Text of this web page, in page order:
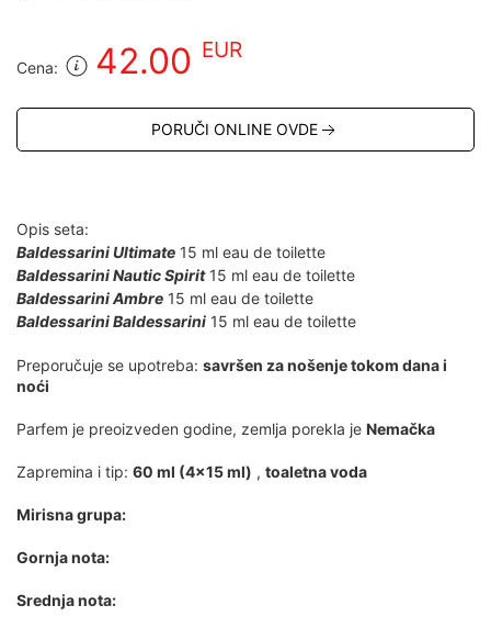
Cena: 42.00 EUR
PORUČI ONLINE OVDE
Opis seta:
Baldessarini Ultimate 15 ml eau de toilette
Baldessarini Nautic Spirit15 ml eau de toilette
Baldessarini Ambre 15 ml eau de toilette
Baldessarini Baldessarini 15 ml eau de toilette
Preporučuje se upotreba: savršen za nošenje tokom dana i
noći
Parfem je preoizveden godine, zemlja porekla je Nemačka
Zapremina i tip: 60 ml (4x15 ml) , toaletna voda
Mirisna grupa:
Gornja nota:
Srednja nota: